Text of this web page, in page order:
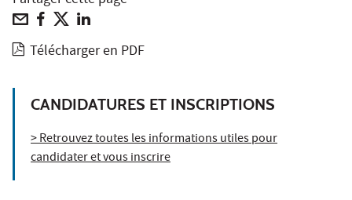
Télécharger en PDF
CANDIDATURES ET INSCRIPTIONS
> Retrouvez toutes les informations utiles pour
candidater et vous inscrire